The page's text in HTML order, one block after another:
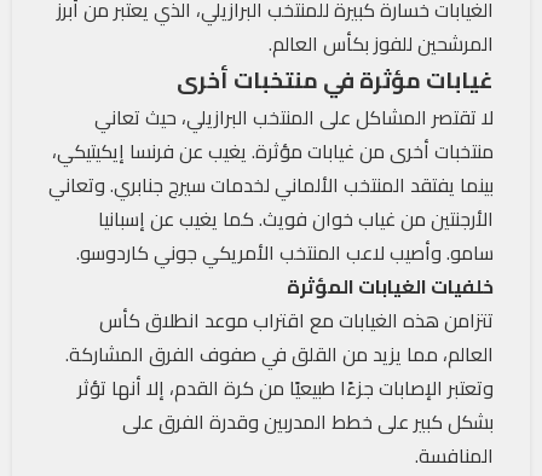
الغيابات خسارة كبيرة للمنتخب البرازيلي، الذي يعتبر من أبرز
المرشحين للفوز بكأس العالم.
غيابات مؤثرة في منتخبات أخرى
لا تقتصر المشاكل على المنتخب البرازيلي، حيث تعاني
منتخبات أخرى من غيابات مؤثرة. يغيب عن فرنسا إيكيتيكي،
بينما يفتقد المنتخب الألماني لخدمات سيرج جنابري. وتعاني
الأرجنتين من غياب خوان فويث. كما يغيب عن إسبانيا
سامو. وأصيب لاعب المنتخب الأمريكي جوني كاردوسو.
خلفيات الغيابات المؤثرة
تتزامن هذه الغيابات مع اقتراب موعد انطلاق كأس
العالم، مما يزيد من القلق في صفوف الفرق المشاركة.
وتعتبر الإصابات جزءًا طبيعيًا من كرة القدم، إلا أنها تؤثر
بشكل كبير على خطط المدربين وقدرة الفرق على
المنافسة.